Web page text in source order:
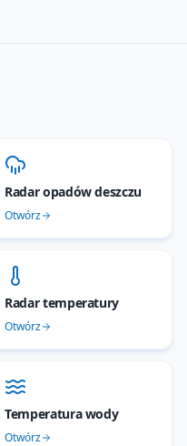
Radar opadów deszczu
Otwórz
Radar temperatury
Otwórz
Temperatura wody
Otwórz